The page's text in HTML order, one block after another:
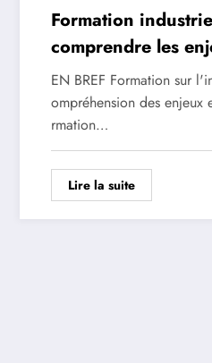
Formation
comprendre les
bénéfices
EN BREF Formation sur
ompréhension des
rmation…
Lire la suite